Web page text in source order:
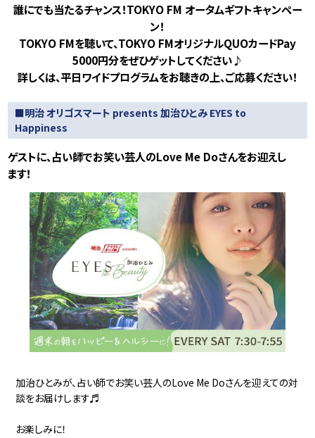
誰にでも当たるチャンス！TOKYO FM オータムギフトキャンペー
ン！
TOKYO FMを聴いて、TOKYO FMオリジナルQUOカードPay
5000円分をぜひゲットしてください♪
詳しくは、平日ワイドプログラムをお聴きの上、ご応募ください！
■明治 オリゴスマート presents 加治ひとみ EYES to
Happiness
ゲストに、占い師でお笑い芸人のLove Me Doさんをお迎えし
ます！
加治ひとみが、占い師でお笑い芸人のLove Me Doさんを迎えての対
談をお届けします♬
お楽しみに！